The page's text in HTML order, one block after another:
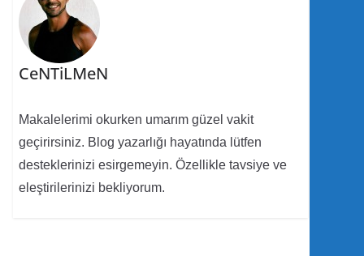
CeNTiLMeN
Makalelerimi okurken umarım güzel vakit
geçirirsiniz. Blog yazarlığı hayatında lütfen
desteklerinizi esirgemeyin. Özellikle tavsiye ve
eleştirilerinizi bekliyorum.